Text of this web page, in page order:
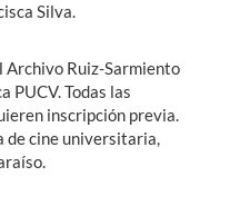
Silva.
Archivo Ruiz-Sarmiento
PUCV. Todas las
inscripción previa.
de cine universitaria,